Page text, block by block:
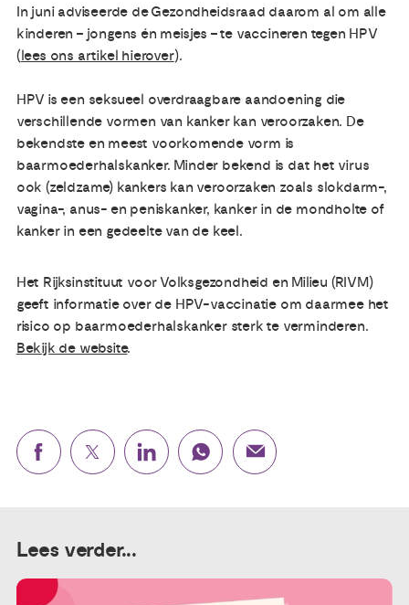
In juni adviseerde de Gezondheidsraad daarom al om alle
kinderen – jongens én meisjes – te vaccineren tegen HPV
(lees ons artikel hierover).
HPV is een seksueel overdraagbare aandoening die
verschillende vormen van kanker kan veroorzaken. De
bekendste en meest voorkomende vorm is
baarmoederhalskanker. Minder bekend is dat het virus
ook (zeldzame) kankers kan veroorzaken zoals slokdarm-,
vagina-, anus- en peniskanker, kanker in de mondholte of
kanker in een gedeelte van de keel.
Het Rijksinstituut voor Volksgezondheid en Milieu (RIVM)
geeft informatie over de HPV-vaccinatie om daarmee het
risico op baarmoederhalskanker sterk te verminderen.
Bekijk de website.
Lees verder...